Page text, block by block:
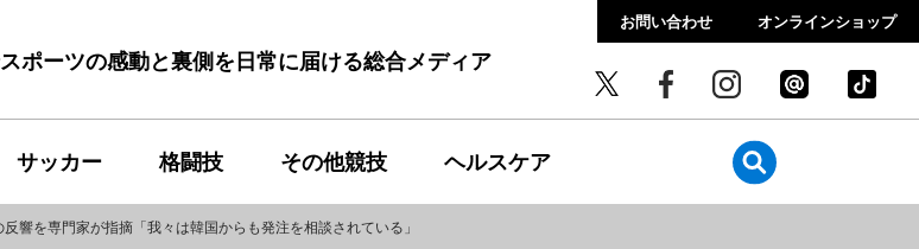
ーツの感動と裏側を日常に届ける総合メディア
お問い合わせ オンラインショップ
サッカー 格闘技 その他競技 ヘルスケア
響を専門家が指摘「我々は韓国からも発注を相談されている」